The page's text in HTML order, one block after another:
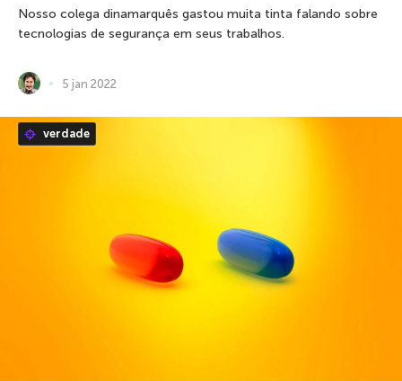
Nosso colega dinamarquês gastou muita tinta falando sobre
tecnologias de segurança em seus trabalhos.
5 jan 2022
verdade